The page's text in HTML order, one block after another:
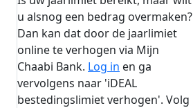
u alsnog een bedrag overmaken?
Dan kan dat door de jaarlimiet
online te verhogen via Mijn
Chaabi Bank. Log in en ga
vervolgens naar 'iDEAL
bestedingslimiet verhogen'. Volg